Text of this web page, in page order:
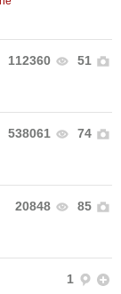
112360 51
538061 74
20848 85
1